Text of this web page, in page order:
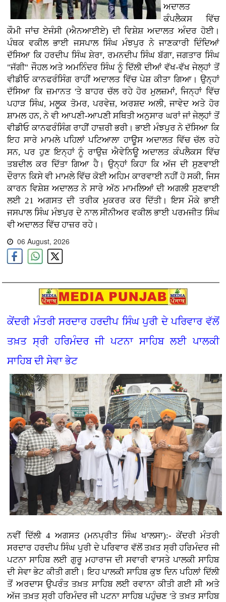
ਅਦਾਲਤ
ਕੰਪਲੈਕਸ ਵਿੱਚ
ਕੌਮੀ ਜਾਂਚ ਏਜੰਸੀ (ਐਨਆਈਏ) ਦੀ ਵਿਸ਼ੇਸ਼ ਅਦਾਲਤ ਅੰਦਰ ਹੋਈ।
ਪੰਥਕ ਵਕੀਲ ਭਾਈ ਜਸਪਾਲ ਸਿੰਘ ਮੰਝਪੁਰ ਨੇ ਜਾਣਕਾਰੀ ਦਿੰਦਿਆਂ
ਦੱਸਿਆ ਕਿ ਹਰਦੀਪ ਸਿੰਘ ਸ਼ੇਰਾ, ਰਮਨਦੀਪ ਸਿੰਘ ਬੱਗਾ, ਜਗਤਾਰ ਸਿੰਘ
"ਜੱਗੀ" ਜੌਹਲ ਅਤੇ ਅਮਨਿੰਦਰ ਸਿੰਘ ਨੂੰ ਦਿੱਲੀ ਦੀਆਂ ਵੱਖ-ਵੱਖ ਜੇਲ੍ਹਾਂ ਤੋਂ
ਵੀਡੀਓ ਕਾਨਫਰੰਸਿੰਗ ਰਾਹੀਂ ਅਦਾਲਤ ਵਿੱਚ ਪੇਸ਼ ਕੀਤਾ ਗਿਆ। ਉਨ੍ਹਾਂ
ਦੱਸਿਆ ਕਿ ਜ਼ਮਾਨਤ 'ਤੇ ਬਾਹਰ ਚੱਲ ਰਹੇ ਹੋਰ ਮੁਲਜ਼ਮਾਂ, ਜਿਨ੍ਹਾਂ ਵਿੱਚ
ਪਹਾੜ ਸਿੰਘ, ਮਲੂਕ ਤੋਮਰ, ਪਰਵੇਜ਼, ਅਰਸ਼ਦ ਅਲੀ, ਜਾਵੇਦ ਅਤੇ ਹੋਰ
ਸ਼ਾਮਲ ਹਨ, ਨੇ ਵੀ ਆਪਣੀ-ਆਪਣੀ ਸਥਿਤੀ ਅਨੁਸਾਰ ਘਰਾਂ ਜਾਂ ਜੇਲ੍ਹਾਂ ਤੋਂ
ਵੀਡੀਓ ਕਾਨਫਰੰਸਿੰਗ ਰਾਹੀਂ ਹਾਜ਼ਰੀ ਭਰੀ। ਭਾਈ ਮੰਝਪੁਰ ਨੇ ਦੱਸਿਆ ਕਿ
ਇਹ ਸਾਰੇ ਮਾਮਲੇ ਪਹਿਲਾਂ ਪਟਿਆਲਾ ਹਾਊਸ ਅਦਾਲਤ ਵਿੱਚ ਚੱਲ ਰਹੇ
ਸਨ, ਪਰ ਹੁਣ ਇਨ੍ਹਾਂ ਨੂੰ ਰਾਉਜ਼ ਐਵੇਨਿਊ ਅਦਾਲਤ ਕੰਪਲੈਕਸ ਵਿੱਚ
ਤਬਦੀਲ ਕਰ ਦਿੱਤਾ ਗਿਆ ਹੈ। ਉਨ੍ਹਾਂ ਕਿਹਾ ਕਿ ਅੱਜ ਦੀ ਸੁਣਵਾਈ
ਦੌਰਾਨ ਕਿਸੇ ਵੀ ਮਾਮਲੇ ਵਿੱਚ ਕੋਈ ਅਹਿਮ ਕਾਰਵਾਈ ਨਹੀਂ ਹੋ ਸਕੀ, ਜਿਸ
ਕਾਰਨ ਵਿਸ਼ੇਸ਼ ਅਦਾਲਤ ਨੇ ਸਾਰੇ ਅੱਠ ਮਾਮਲਿਆਂ ਦੀ ਅਗਲੀ ਸੁਣਵਾਈ
ਲਈ 21 ਅਗਸਤ ਦੀ ਤਰੀਕ ਮੁਕਰਰ ਕਰ ਦਿੱਤੀ। ਇਸ ਮੌਕੇ ਭਾਈ
ਜਸਪਾਲ ਸਿੰਘ ਮੰਝਪੁਰ ਦੇ ਨਾਲ ਸੀਨੀਅਰ ਵਕੀਲ ਭਾਈ ਪਰਮਜੀਤ ਸਿੰਘ
ਵੀ ਅਦਾਲਤ ਵਿੱਚ ਹਾਜ਼ਰ ਰਹੇ।
06 August, 2026
ਕੇਂਦਰੀ ਮੰਤਰੀ ਸਰਦਾਰ ਹਰਦੀਪ ਸਿੰਘ ਪੁਰੀ ਦੇ ਪਰਿਵਾਰ ਵੱਲੋਂ
ਤਖ਼ਤ ਸ੍ਰੀ ਹਰਿਮੰਦਰ ਜੀ ਪਟਨਾ ਸਾਹਿਬ ਲਈ ਪਾਲਕੀ
ਸਾਹਿਬ ਦੀ ਸੇਵਾ ਭੇਟ
ਨਵੀਂ ਦਿੱਲੀ 4 ਅਗਸਤ (ਮਨਪ੍ਰੀਤ ਸਿੰਘ ਖਾਲਸਾ):- ਕੇਂਦਰੀ ਮੰਤਰੀ
ਸਰਦਾਰ ਹਰਦੀਪ ਸਿੰਘ ਪੁਰੀ ਦੇ ਪਰਿਵਾਰ ਵੱਲੋਂ ਤਖ਼ਤ ਸ੍ਰੀ ਹਰਿਮੰਦਰ ਜੀ
ਪਟਨਾ ਸਾਹਿਬ ਲਈ ਗੁਰੂ ਮਹਾਰਾਜ ਦੀ ਸਵਾਰੀ ਵਾਸਤੇ ਪਾਲਕੀ ਸਾਹਿਬ
ਦੀ ਸੇਵਾ ਭੇਟ ਕੀਤੀ ਗਈ। ਇਹ ਪਾਲਕੀ ਸਾਹਿਬ ਕੁਝ ਦਿਨ ਪਹਿਲਾਂ ਦਿੱਲੀ
ਤੋਂ ਅਰਦਾਸ ਉਪਰੰਤ ਤਖ਼ਤ ਸਾਹਿਬ ਲਈ ਰਵਾਨਾ ਕੀਤੀ ਗਈ ਸੀ ਅਤੇ
ਅੱਜ ਤਖ਼ਤ ਸ੍ਰੀ ਹਰਿਮੰਦਰ ਜੀ ਪਟਨਾ ਸਾਹਿਬ ਪਹੁੰਚਣ 'ਤੇ ਤਖ਼ਤ ਸਾਹਿਬ